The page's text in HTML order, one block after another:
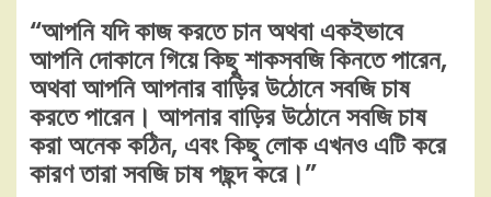
“আপনি যদি কাজ করতে চান অথবা একইভাবে
আপনি দোকানে গিয়ে কিছু শাকসবজি কিনতে পারেন,
অথবা আপনি আপনার বাড়ির উঠোনে সবজি চাষ
করতে পারেন। আপনার বাড়ির উঠোনে সবজি চাষ
করা অনেক কঠিন, এবং কিছু লোক এখনও এটি করে
কারণ তারা সবজি চাষ পছন্দ করে।”